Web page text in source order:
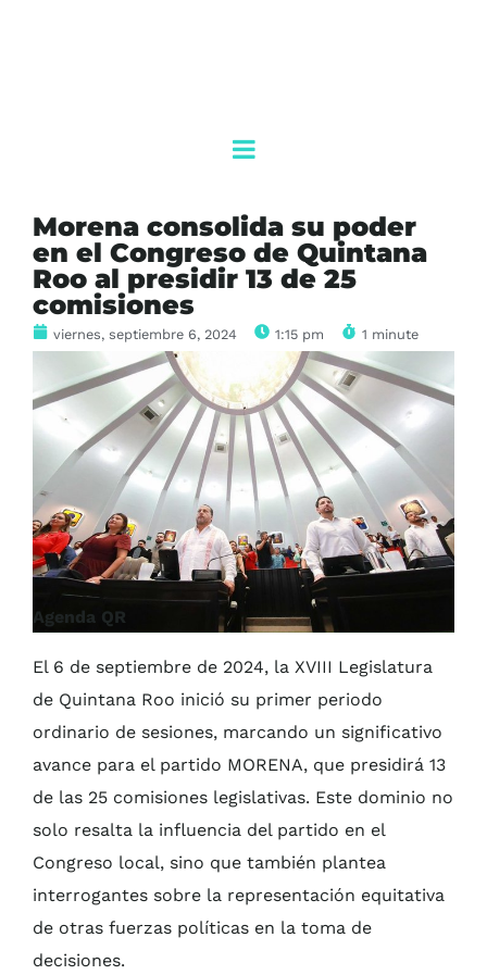
Morena consolida su poder
en el Congreso de Quintana
Roo al presidir 13 de 25
comisiones
viernes, septiembre 6, 2024 1:15 pm 1 minute
Agenda QR
El 6 de septiembre de 2024, la XVIII Legislatura
de Quintana Roo inició su primer periodo
ordinario de sesiones, marcando un significativo
avance para el partido MORENA, que presidirá 13
de las 25 comisiones legislativas. Este dominio no
solo resalta la influencia del partido en el
Congreso local, sino que también plantea
interrogantes sobre la representación equitativa
de otras fuerzas políticas en la toma de
decisiones.